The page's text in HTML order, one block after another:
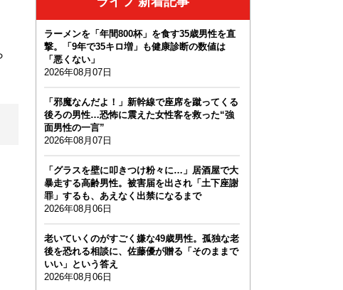
ラーメンを「年間800杯」を食す35歳男性を直
撃。「9年で35キロ増」も健康診断の数値は
「悪くない」
2026年08月07日
「邪魔なんだよ！」新幹線で座席を蹴ってくる
後ろの男性…恐怖に震えた女性客を救った“強
面男性の一言”
2026年08月07日
「グラスを壁に叩きつけ粉々に…」居酒屋で大
暴走する高齢男性。被害届を出され「土下座謝
罪」するも、あえなく出禁になるまで
2026年08月06日
老いていくのがすごく嫌な49歳男性。孤独な老
後を恐れる相談に、佐藤優が贈る「そのままで
いい」という答え
2026年08月06日